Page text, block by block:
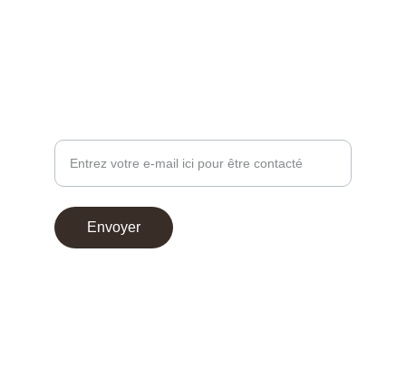
Envoyer